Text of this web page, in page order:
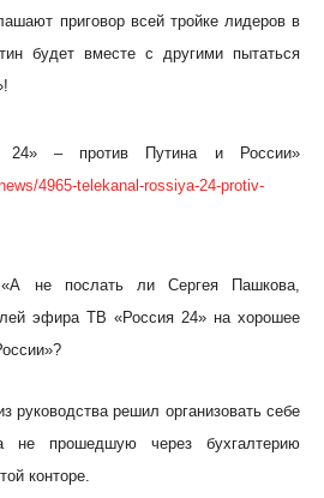
приговор всей тройке лидеров в
будет вместе с другими пытаться
24» – против Путина и России»
4965-telekanal-rossiya-24-protiv-
не послать ли Сергея Пашкова,
эфира ТВ «Россия 24» на хорошее
руководства решил организовать себе
не прошедшую через бухгалтерию
конторе.